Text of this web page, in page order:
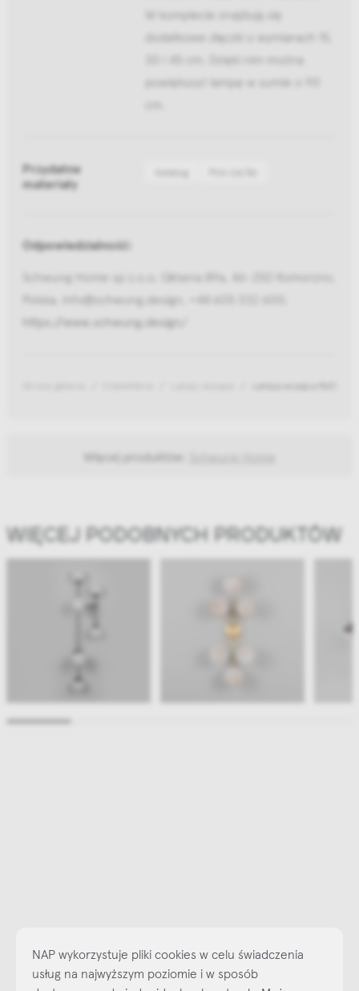
W komplecie znajdują się
dodatkowe złączki o wymiarach 15,
30 i 45 cm. Dzięki nim można
powiększyć lampę w sumie o 90
Przydatne
materiały
Katalog
Odpowiedzialność:
Schwung Home sp z.o.o, Główna 89a, 46-250 Komorzno,
Polska, info@schwung.design, +48 605 332 600,
https://www.schwung.design/
Lampa wisząca Rd15 6
Więcej produktów:
WIĘCEJ PODOBNYCH PRODUKTÓW
NAP wykorzystuje pliki cookies w celu świadczenia
usług na najwyższym poziomie i w sposób